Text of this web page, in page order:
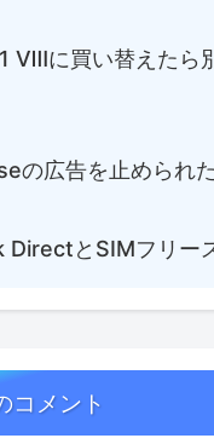
Ⅷに買い替えたら
の広告を止められた
DirectとSIMフリー
コメント